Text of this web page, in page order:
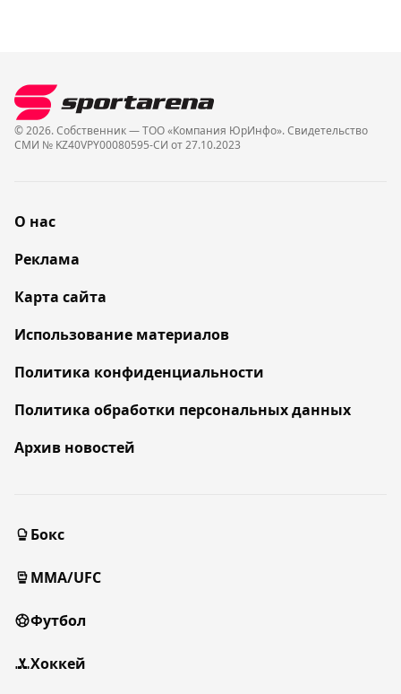
© 2026. Собственник — ТОО «Компания ЮрИнфо». Cвидетельство
СМИ № KZ40VPY00080595-СИ от 27.10.2023
О нас
Реклама
Карта сайта
Использование материалов
Политика конфиденциальности
Политика обработки персональных данных
Архив новостей
Бокс
MMA/UFC
Футбол
Хоккей